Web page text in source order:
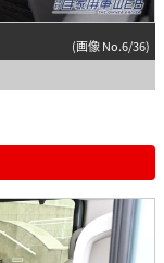
(画像 No.6/36)